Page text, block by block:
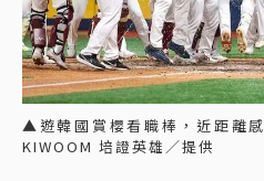
▲遊韓國賞櫻看職棒，近距離
KIWOOM 培證英雄／提供